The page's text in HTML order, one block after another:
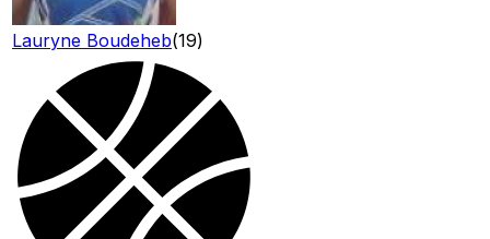
Lauryne Boudeheb(19)